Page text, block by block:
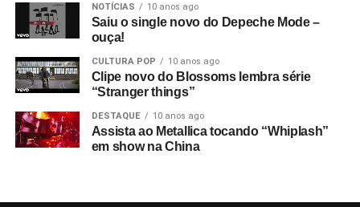
NOTÍCIAS 10 anos ago
Saiu o single novo do Depeche Mode –
ouça!
CULTURA POP 10 anos ago
Clipe novo do Blossoms lembra série
“Stranger things”
DESTAQUE 10 anos ago
Assista ao Metallica tocando “Whiplash”
em show na China